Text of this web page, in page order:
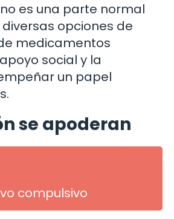
es una parte normal
opciones de
medicamentos
social y la
un papel
se apoderan
compulsivo